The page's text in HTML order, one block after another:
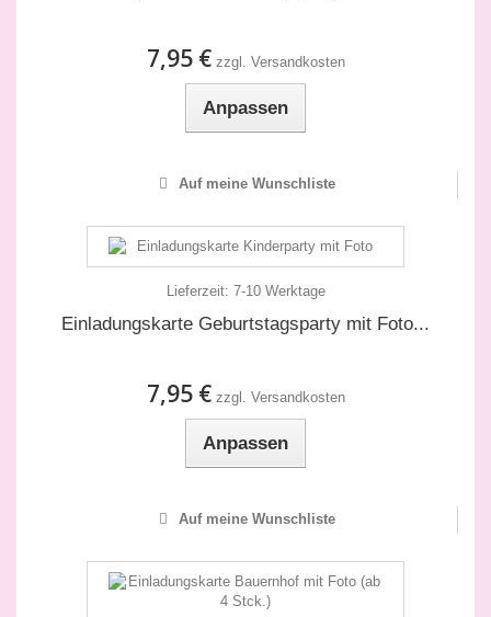
7,95 € zzgl. Versandkosten
Anpassen
Auf meine Wunschliste
Lieferzeit: 7-10 Werktage
Einladungskarte Geburtstagsparty mit Foto...
7,95 € zzgl. Versandkosten
Anpassen
Auf meine Wunschliste